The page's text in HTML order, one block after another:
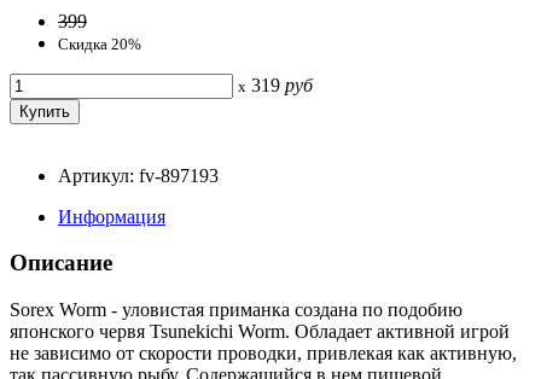
399
Скидка 20%
x 319 руб
Артикул: fv-897193
Информация
Описание
Sorex Worm - уловистая приманка создана по подобию
японского червя Tsunekichi Worm. Обладает активной игрой
не зависимо от скорости проводки, привлекая как активную,
так пассивную рыбу. Содержащийся в нем пищевой